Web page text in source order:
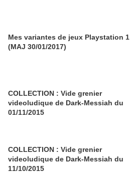
Mes variantes de jeux Playstation 1
(MAJ 30/01/2017)
COLLECTION : Vide grenier
videoludique de Dark-Messiah du
01/11/2015
COLLECTION : Vide grenier
videoludique de Dark-Messiah du
11/10/2015